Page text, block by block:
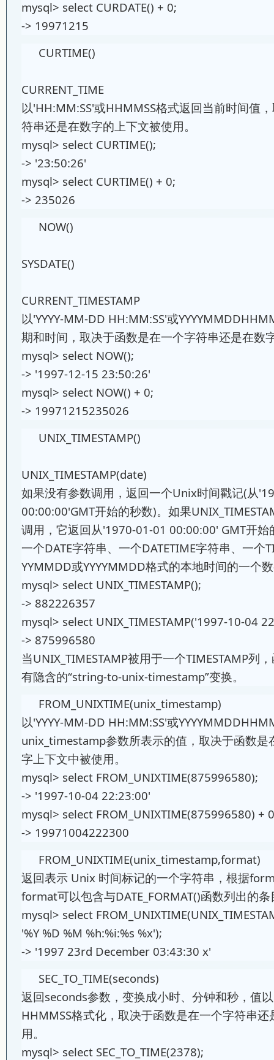
mysql> select CURDATE() + 0;
-> 19971215
CURTIME()
CURRENT_TIME
以'HH:MM:SS'或HHMMSS格式返回当前时间值
符串还是在数字的上下文被使用。
mysql> select CURTIME();
-> '23:50:26'
mysql> select CURTIME() + 0;
-> 235026
NOW()
SYSDATE()
CURRENT_TIMESTAMP
以'YYYY-MM-DD HH:MM:SS'或
期和时间，取决于函数是在一个字符串还是在
mysql> select NOW();
-> '1997-12-15 23:50:26'
mysql> select NOW() + 0;
-> 19971215235026
UNIX_TIMESTAMP()
UNIX_TIMESTAMP(date)
如果没有参数调用，返回一个Unix时间戳记(从
00:00:00'GMT开始的秒数)。如果
调用，它返回从'1970-01-01 00:00:00' GMT开
一个DATE字符串、一个DATETIME字符串、一个
YYMMDD或YYYYMMDD格式的本地时间的一个
mysql> select UNIX_TIMESTAMP();
-> 882226357
mysql> select UNIX_TIMESTAMP('1997-10-04
-> 875996580
当UNIX_TIMESTAMP被用于一个TIMESTAMP列
有隐含的“string-to-unix-timestamp”变换。
FROM_UNIXTIME(unix_timestamp)
以'YYYY-MM-DD HH:MM:SS'或
unix_timestamp参数所表示的值，取决于函数是
字上下文中被使用。
mysql> select FROM_UNIXTIME(875996580);
-> '1997-10-04 22:23:00'
mysql> select FROM_UNIXTIME(875996580) +
-> 19971004222300
FROM_UNIXTIME(unix_timestamp,format)
返回表示 Unix 时间标记的一个字符串，根据
format可以包含与DATE_FORMAT()函数列出的
mysql> select
'%Y %D %M %h:%i:%s %x');
-> '1997 23rd December 03:43:30 x'
SEC_TO_TIME(seconds)
返回seconds参数，变换成小时、分钟和秒，值
HHMMSS格式化，取决于函数是在一个字符串
用。
mysql> select SEC_TO_TIME(2378);